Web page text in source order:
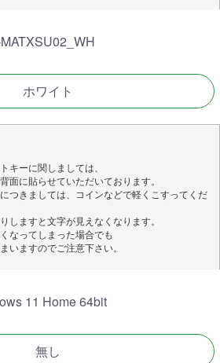
ホワイト
キーに関しましては、
面に貼らせていただいております。
つきましては、コインなどで軽くこすってくだ
しますと文字が見えなくなります。
なってしまった場合でも
いますのでご注意下さい。
11 Home 64bit
無し